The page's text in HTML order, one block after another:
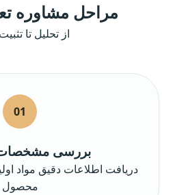
مراحل مشاوره
از تحلیل تا
01
بررسی مشخصات
دریافت اطلاعات دقیق مواد
محصول